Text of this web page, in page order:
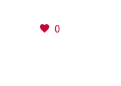
0